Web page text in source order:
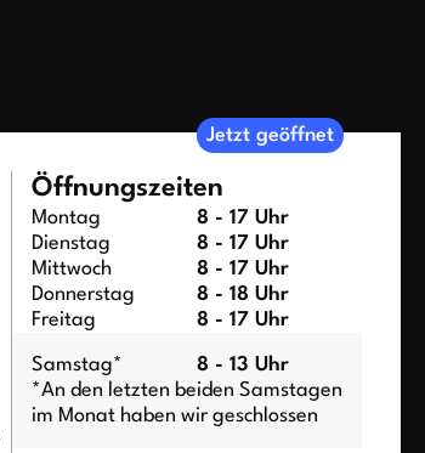
Jetzt geöffnet
Öffnungszeiten
Montag
8 - 17 Uhr
Dienstag
8 - 17 Uhr
Mittwoch
8 - 17 Uhr
Donnerstag
8 - 18 Uhr
Freitag
8 - 17 Uhr
Samstag*
8 - 13 Uhr
*An den letzten beiden Samstagen
im Monat haben wir geschlossen